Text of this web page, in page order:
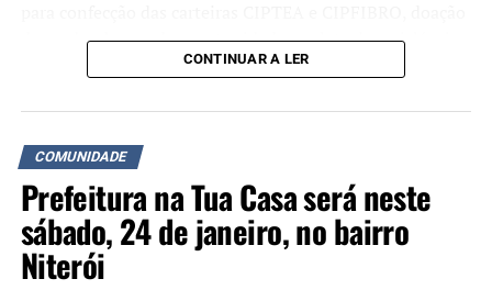
de mudas, banco de oportunidades, coleta de recicláveis,
doação de livros, banco de oportunidades. Diversos
longo da manhã.
CONTINUAR A LER
COMUNIDADE
Prefeitura na Tua Casa será neste
sábado, 24 de janeiro, no bairro
Niterói